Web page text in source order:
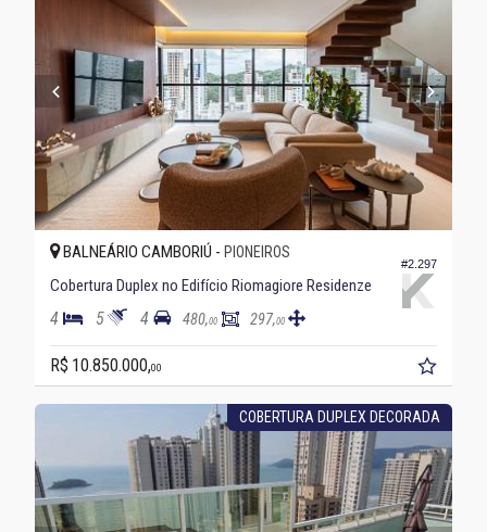
#2.297
BALNEÁRIO CAMBORIÚ - PIONEIROS
Cobertura Duplex no Edifício Riomagiore Residenze
4 5 4 480,00 297,00
R$ 10.850.000,00
COBERTURA DUPLEX DECORADA